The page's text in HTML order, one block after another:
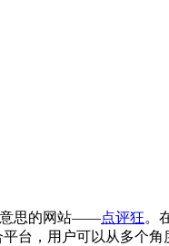
意思的网站——点评狂。
台，用户可以从多个角